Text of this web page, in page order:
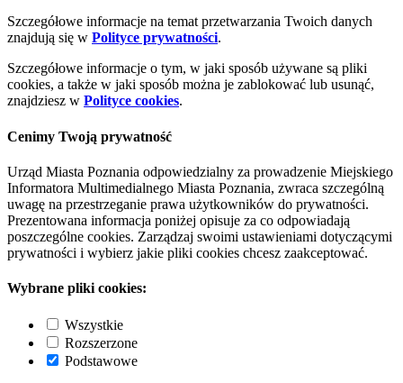
Szczegółowe informacje na temat przetwarzania Twoich danych
znajdują się w Polityce prywatności.
Szczegółowe informacje o tym, w jaki sposób używane są pliki
cookies, a także w jaki sposób można je zablokować lub usunąć,
znajdziesz w Polityce cookies.
Cenimy Twoją prywatność
Urząd Miasta Poznania odpowiedzialny za prowadzenie Miejskiego
Informatora Multimedialnego Miasta Poznania, zwraca szczególną
uwagę na przestrzeganie prawa użytkowników do prywatności.
Prezentowana informacja poniżej opisuje za co odpowiadają
poszczególne cookies. Zarządzaj swoimi ustawieniami dotyczącymi
prywatności i wybierz jakie pliki cookies chcesz zaakceptować.
Wybrane pliki cookies:
Wszystkie
Rozszerzone
Podstawowe